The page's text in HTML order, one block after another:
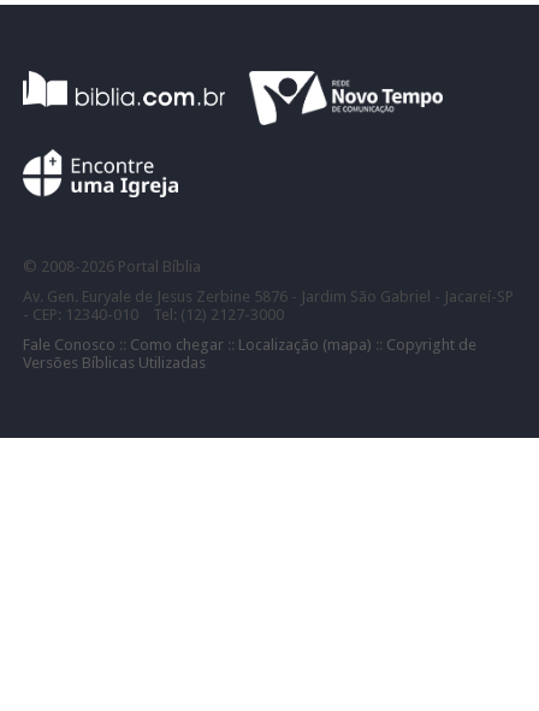
© 2008- 2026 Portal Bíblia
Av. Gen. Euryale de Jesus Zerbine 5876 - Jardim São Gabriel - Jacareí-SP
- CEP: 12340-010 Tel: (12) 2127-3000
Fale Conosco :: Como chegar:: Localização (mapa) :: Copyright de
Versões Bíblicas Utilizadas